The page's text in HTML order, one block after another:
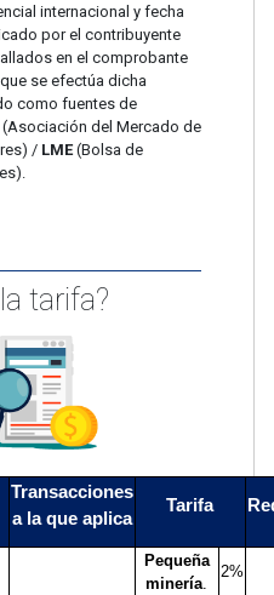
internacional y fecha
por el contribuyente
en el comprobante
se efectúa dicha
como fuentes de
del Mercado de
/ LME(Bolsa de
tarifa?
Transacciones
a la que aplica
Tarifa
Pequeña
minería.
2%